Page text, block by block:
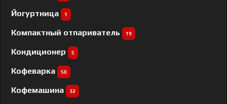
Йогуртница 1
Компактный отпариватель 19
Кондиционер 5
Кофеварка 50
Кофемашина 32